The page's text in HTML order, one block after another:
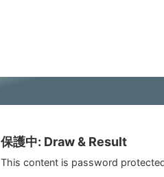
保護中: Draw & Result
This content is password